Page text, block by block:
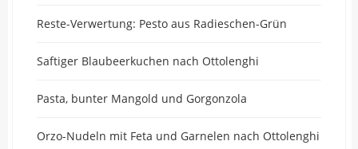
Reste-Verwertung: Pesto aus Radieschen-Grün
Saftiger Blaubeerkuchen nach Ottolenghi
Pasta, bunter Mangold und Gorgonzola
Orzo-Nudeln mit Feta und Garnelen nach Ottolenghi